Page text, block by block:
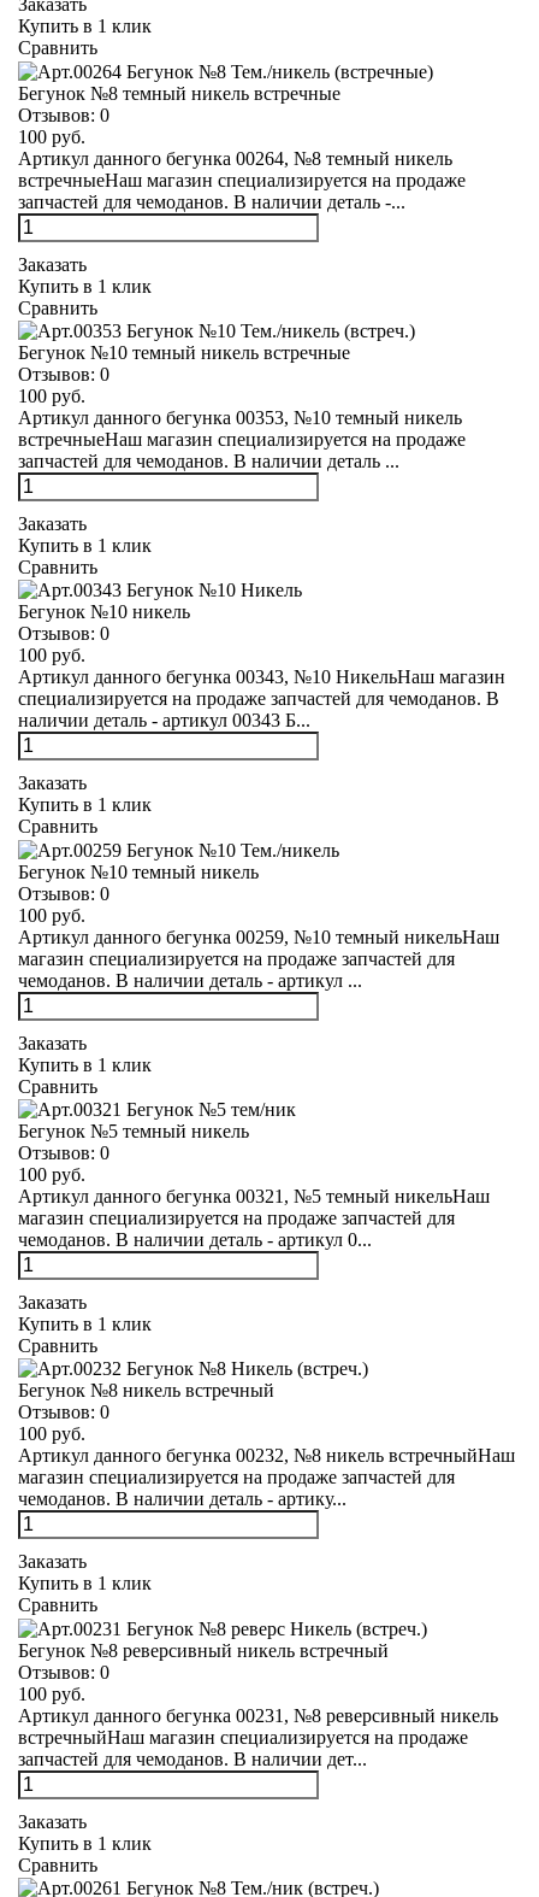
Заказать
Купить в 1 клик
Сравнить
Бегунок №8 темный никель встречные
Отзывов: 0
100 руб.
Артикул данного бегунка 00264, №8 темный никель
встречныеНаш магазин специализируется на продаже
запчастей для чемоданов. В наличии деталь -...
Заказать
Купить в 1 клик
Сравнить
Бегунок №10 темный никель встречные
Отзывов: 0
100 руб.
Артикул данного бегунка 00353, №10 темный никель
встречныеНаш магазин специализируется на продаже
запчастей для чемоданов. В наличии деталь ...
Заказать
Купить в 1 клик
Сравнить
Бегунок №10 никель
Отзывов: 0
100 руб.
Артикул данного бегунка 00343, №10 НикельНаш магазин
специализируется на продаже запчастей для чемоданов. В
наличии деталь - артикул 00343 Б...
Заказать
Купить в 1 клик
Сравнить
Бегунок №10 темный никель
Отзывов: 0
100 руб.
Артикул данного бегунка 00259, №10 темный никельНаш
магазин специализируется на продаже запчастей для
чемоданов. В наличии деталь - артикул ...
Заказать
Купить в 1 клик
Сравнить
Бегунок №5 темный никель
Отзывов: 0
100 руб.
Артикул данного бегунка 00321, №5 темный никельНаш
магазин специализируется на продаже запчастей для
чемоданов. В наличии деталь - артикул 0...
Заказать
Купить в 1 клик
Сравнить
Бегунок №8 никель встречный
Отзывов: 0
100 руб.
Артикул данного бегунка 00232, №8 никель встречныйНаш
магазин специализируется на продаже запчастей для
чемоданов. В наличии деталь - артику...
Заказать
Купить в 1 клик
Сравнить
Бегунок №8 реверсивный никель встречный
Отзывов: 0
100 руб.
Артикул данного бегунка 00231, №8 реверсивный никель
встречныйНаш магазин специализируется на продаже
запчастей для чемоданов. В наличии дет...
Заказать
Купить в 1 клик
Сравнить